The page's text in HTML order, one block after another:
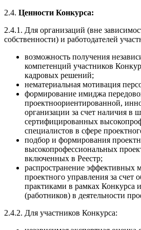
2.4. Ценности Конкурса:
2.4.1. Для организаций (вне
собственности) и работодателей
возможность получения
компетенций участников
кадровых решений;
нематериальная мотивация
формирование имиджа
проектноориентированной,
организации за счет наличия в
сертифицированных
специалистов в сфере
подбор и формирования
высокопрофессиональных
включенных в Реестр;
распространение эффективных
проектного управления за счет
практиками в рамках Конкурса
(работников) в деятельности
2.4.2. Для участников Конкурса: